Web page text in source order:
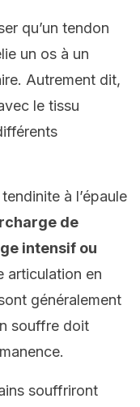
qu’un tendon
un os à un
Autrement dit,
le tissu
à l’épaule
de
intensif ou
articulation en
généralement
souffre doit
souffriront